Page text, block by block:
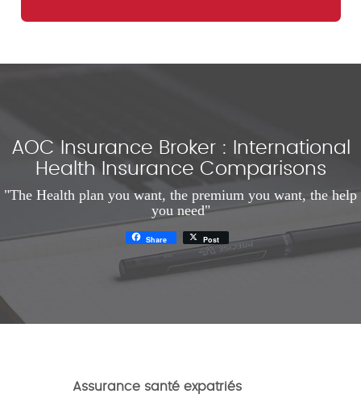
AOC Insurance Broker : International
Health Insurance Comparisons
"The Health plan you want, the premium you want, the help
you need"
Share Post
Assurance santé expatriés